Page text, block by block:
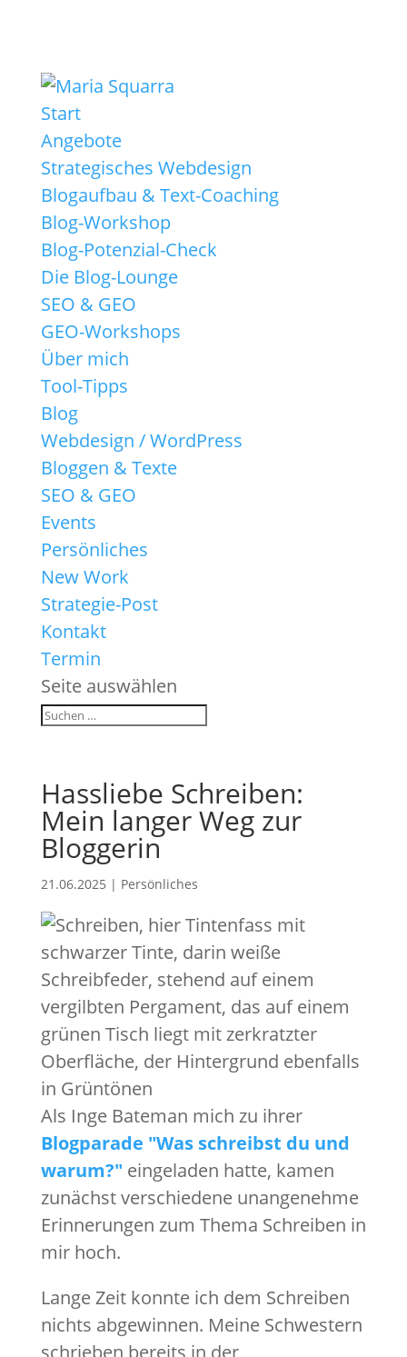
Start
Angebote
Strategisches Webdesign
Blogaufbau & Text-Coaching
Blog-Workshop
Blog-Potenzial-Check
Die Blog-Lounge
SEO & GEO
GEO-Workshops
Über mich
Tool-Tipps
Blog
Webdesign / WordPress
Bloggen & Texte
SEO & GEO
Events
Persönliches
New Work
Strategie-Post
Kontakt
Termin
Seite auswählen
Hassliebe Schreiben:
Mein langer Weg zur
Bloggerin
21.06.2025 | Persönliches
Als Inge Bateman mich zu ihrer
Blogparade "Was schreibst du und
warum?" eingeladen hatte, kamen
zunächst verschiedene unangenehme
Erinnerungen zum Thema Schreiben in
mir hoch.
Lange Zeit konnte ich dem Schreiben
nichts abgewinnen. Meine Schwestern
schrieben bereits in der